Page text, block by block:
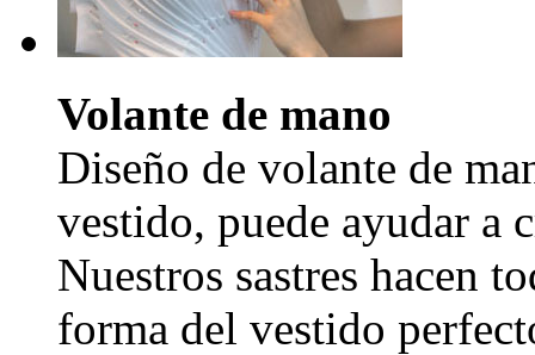
Volante de mano
Diseño de volante de
vestido, puede ayudar a
Nuestros sastres hacen
forma del vestido